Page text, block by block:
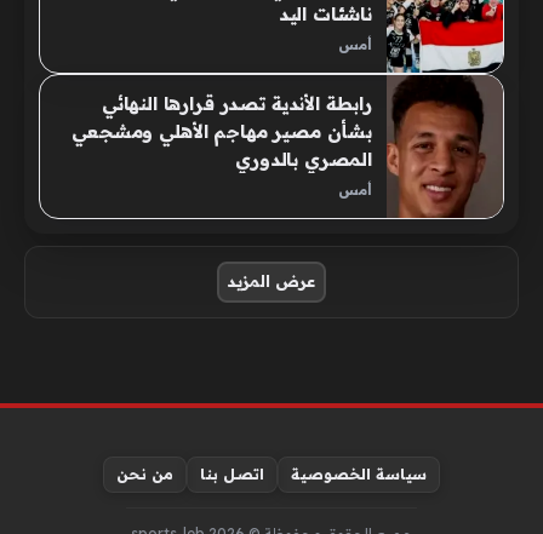
ناشئات اليد
أمس
رابطة الأندية تصدر قرارها النهائي
بشأن مصير مهاجم الأهلي ومشجعي
المصري بالدوري
أمس
عرض المزيد
سياسة الخصوصية اتصل بنا من نحن